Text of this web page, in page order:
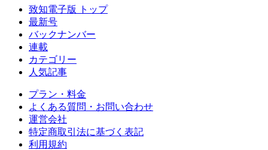
致知電子版 トップ
最新号
バックナンバー
連載
カテゴリー
人気記事
プラン・料金
よくある質問・お問い合わせ
運営会社
特定商取引法に基づく表記
利用規約